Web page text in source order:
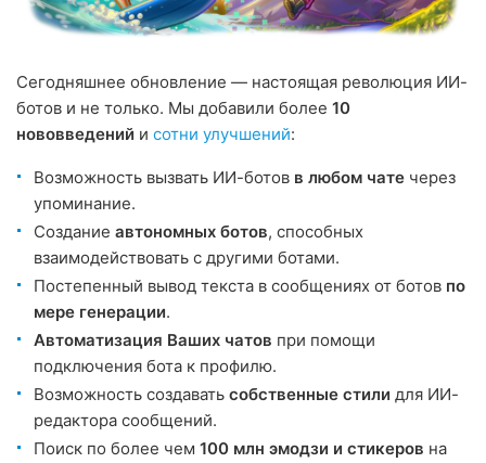
Сегодняшнее обновление — настоящая революция ИИ-
ботов и не только. Мы добавили более 10
нововведений и сотни улучшений:
Возможность вызвать ИИ-ботов в любом чате через
упоминание.
Создание автономных ботов, способных
взаимодействовать с другими ботами.
Постепенный вывод текста в сообщениях от ботов по
мере генерации.
Автоматизация Ваших чатов при помощи
подключения бота к профилю.
Возможность создавать собственные стили для ИИ-
редактора сообщений.
Поиск по более чем 100 млн эмодзи и стикеров на